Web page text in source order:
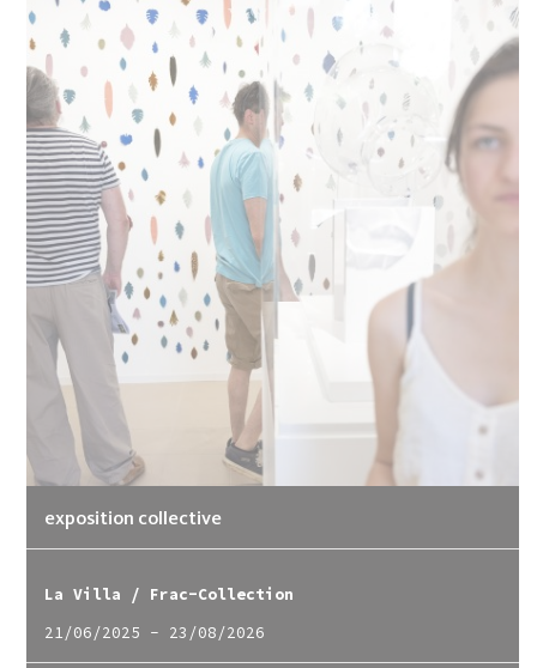
exposition collective
La Villa / Frac-Collection
21/06/2025 - 23/08/2026